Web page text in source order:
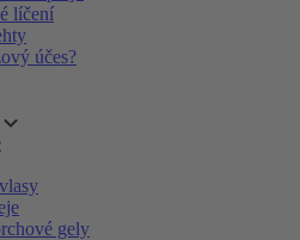
líčení
účes?
gely